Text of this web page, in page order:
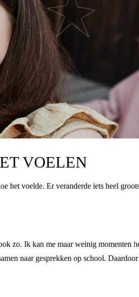
VOELEN
het voelde. Er veranderde iets heel
zo. Ik kan me maar weinig momenten
naar gesprekken op school.